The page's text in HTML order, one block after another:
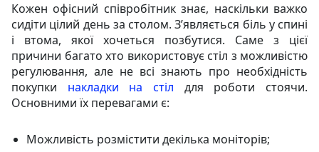
Кожен офісний співробітник знає, наскільки важко
сидіти цілий день за столом. З’являється біль у спині
і втома, якої хочеться позбутися. Саме з цієї
причини багато хто використовує стіл з можливістю
регулювання, але не всі знають про необхідність
покупки накладки на стіл для роботи стоячи.
Основними їх перевагами є:
Можливість розмістити декілька моніторів;